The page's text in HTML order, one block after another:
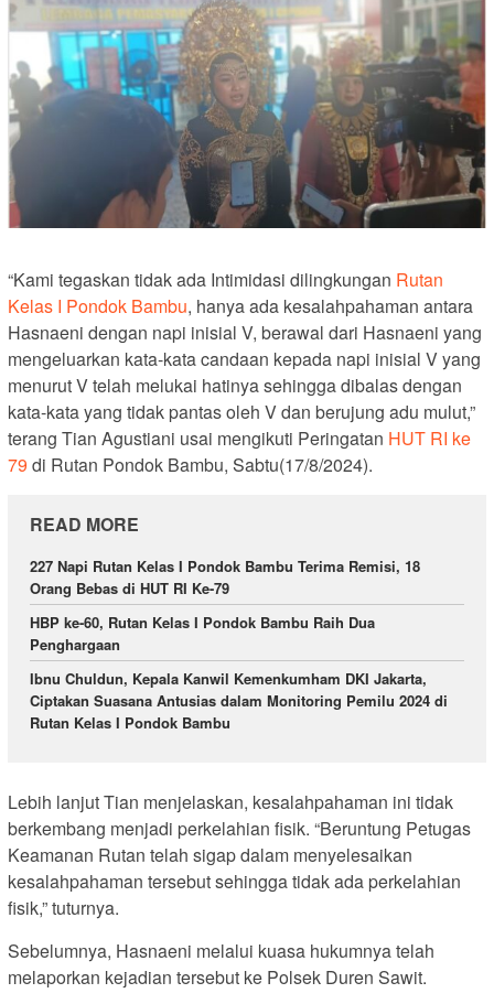
“Kami tegaskan tidak ada Intimidasi dilingkungan Rutan
Kelas I Pondok Bambu, hanya ada kesalahpahaman antara
Hasnaeni dengan napi inisial V, berawal dari Hasnaeni yang
mengeluarkan kata-kata candaan kepada napi inisial V yang
menurut V telah melukai hatinya sehingga dibalas dengan
kata-kata yang tidak pantas oleh V dan berujung adu mulut,”
terang Tian Agustiani usai mengikuti Peringatan HUT RI ke
79 di Rutan Pondok Bambu, Sabtu(17/8/2024).
READ MORE
227 Napi Rutan Kelas I Pondok Bambu Terima Remisi, 18
Orang Bebas di HUT RI Ke-79
HBP ke-60, Rutan Kelas I Pondok Bambu Raih Dua
Penghargaan
Ibnu Chuldun, Kepala Kanwil Kemenkumham DKI Jakarta,
Ciptakan Suasana Antusias dalam Monitoring Pemilu 2024 di
Rutan Kelas I Pondok Bambu
Lebih lanjut Tian menjelaskan, kesalahpahaman ini tidak
berkembang menjadi perkelahian fisik. “Beruntung Petugas
Keamanan Rutan telah sigap dalam menyelesaikan
kesalahpahaman tersebut sehingga tidak ada perkelahian
fisik,” tuturnya.
Sebelumnya, Hasnaeni melalui kuasa hukumnya telah
melaporkan kejadian tersebut ke Polsek Duren Sawit.